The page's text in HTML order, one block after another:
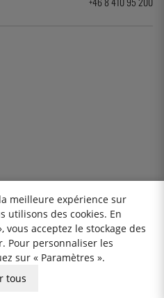
AB
meilleure expérience sur
utilisons des cookies. En
acceptez le stockage des
Pour personnaliser les
sur « Paramètres ».
tous